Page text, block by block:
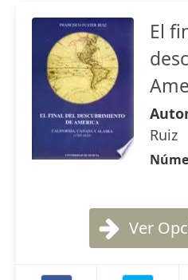
El
Ruiz
Ver